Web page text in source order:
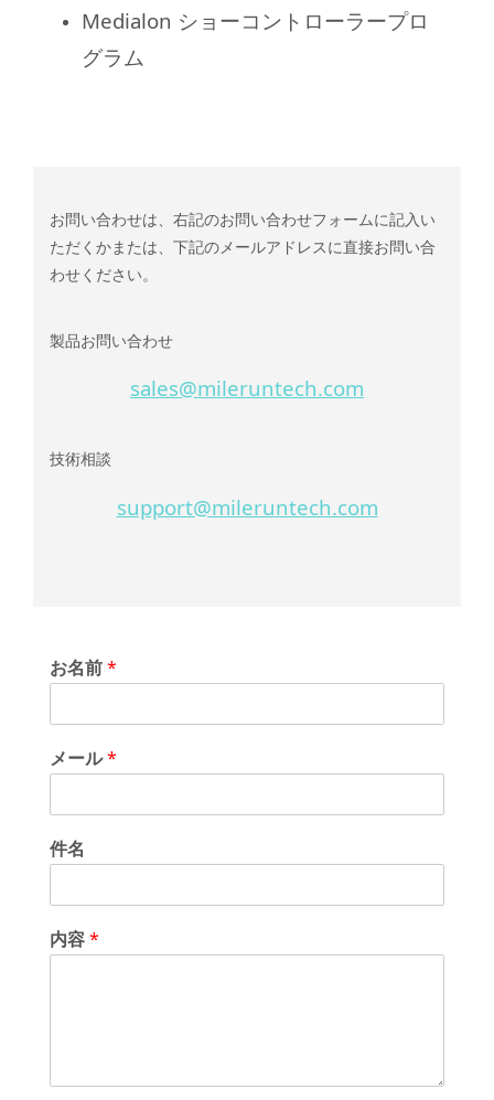
Medialon ショーコントローラープロ
グラム
お問い合わせは、右記のお問い合わせフォームに記入い
ただくかまたは、下記のメールアドレスに直接お問い合
わせください。
製品お問い合わせ
sales@mileruntech.com
技術相談
support@mileruntech.com
お名前*
メール*
件名
内容*